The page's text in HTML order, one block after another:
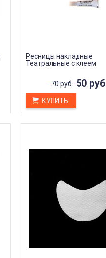
Дата:
22:45
Ремувер
До этого
Не особый
ремувером. Но
гораздо больше.
применении и
работает.
Ресницы накладные
Театральные с клеем
70 руб. 50
КУПИТЬ